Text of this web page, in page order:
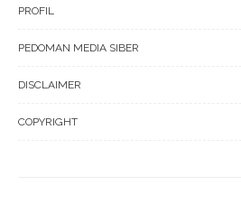
PROFIL
PEDOMAN MEDIA SIBER
DISCLAIMER
COPYRIGHT